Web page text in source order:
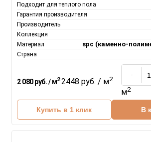
Подходит для теплого пола
Гарантия производителя
Производитель
Коллекция
Материал spc (каменно-
Страна
2 080 руб. / м22448 руб. / м2
м2
Купить в 1 клик В